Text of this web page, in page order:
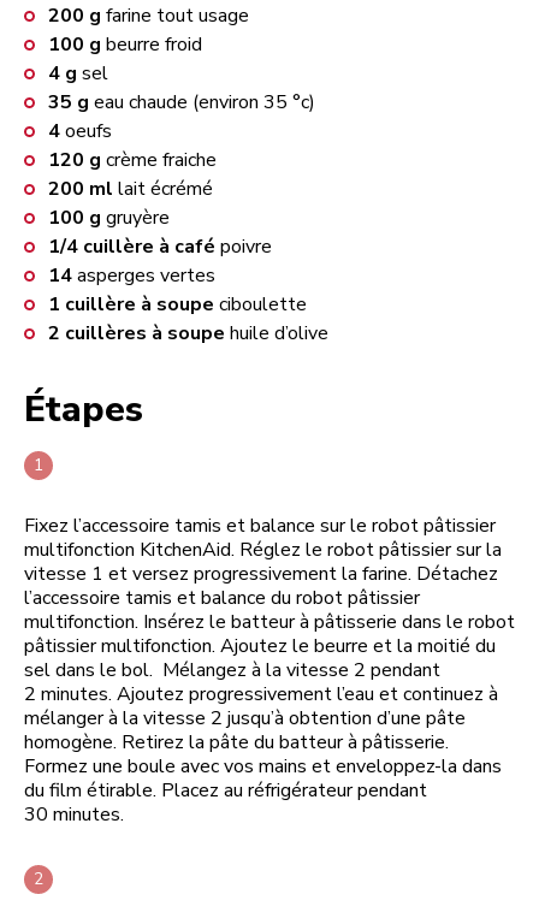
200 g farine tout usage
100 g beurre froid
4 g sel
35 g eau chaude (environ 35 °c)
4oeufs
120 g crème fraiche
200 ml lait écrémé
100 g gruyère
1/4 cuillère à café poivre
14asperges vertes
1 cuillère à soupe ciboulette
2 cuillères à soupe huile d’olive
Étapes
Fixez l’accessoire tamis et balance sur le robot pâtissier
multifonction KitchenAid. Réglez le robot pâtissier sur la
vitesse 1 et versez progressivement la farine. Détachez
l’accessoire tamis et balance du robot pâtissier
multifonction. Insérez le batteur à pâtisserie dans le robot
pâtissier multifonction. Ajoutez le beurre et la moitié du
sel dans le bol. Mélangez à la vitesse 2 pendant
2 minutes. Ajoutez progressivement l’eau et continuez à
mélanger à la vitesse 2 jusqu’à obtention d’une pâte
homogène. Retirez la pâte du batteur à pâtisserie.
Formez une boule avec vos mains et enveloppez-la dans
du film étirable. Placez au réfrigérateur pendant
30 minutes.